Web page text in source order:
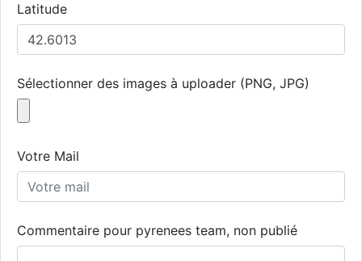
Latitude
Sélectionner des images à uploader (PNG, JPG)
Votre Mail
Commentaire pour pyrenees team, non publié